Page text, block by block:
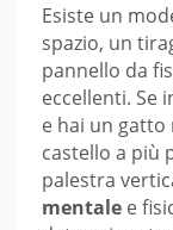
Esiste un
spazio, un
pannello da
eccellenti. Se
e hai un
castello a più
palestra
mentale e